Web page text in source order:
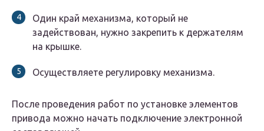
Один край механизма, который не
задействован, нужно закрепить к держателям
на крышке.
Осуществляете регулировку механизма.
После проведения работ по установке элементов
привода можно начать подключение электронной